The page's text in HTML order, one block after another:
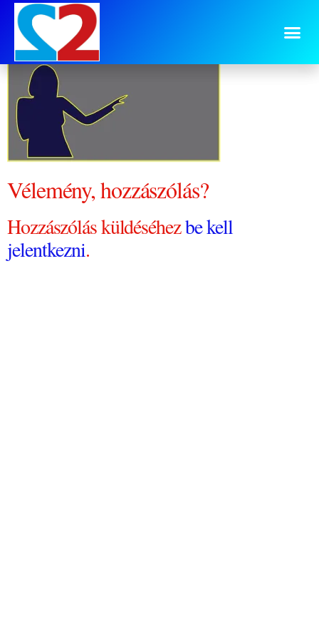
honlap-fooldal-figura
Vélemény, hozzászólás?
Hozzászólás küldéséhezbe kell
jelentkezni.